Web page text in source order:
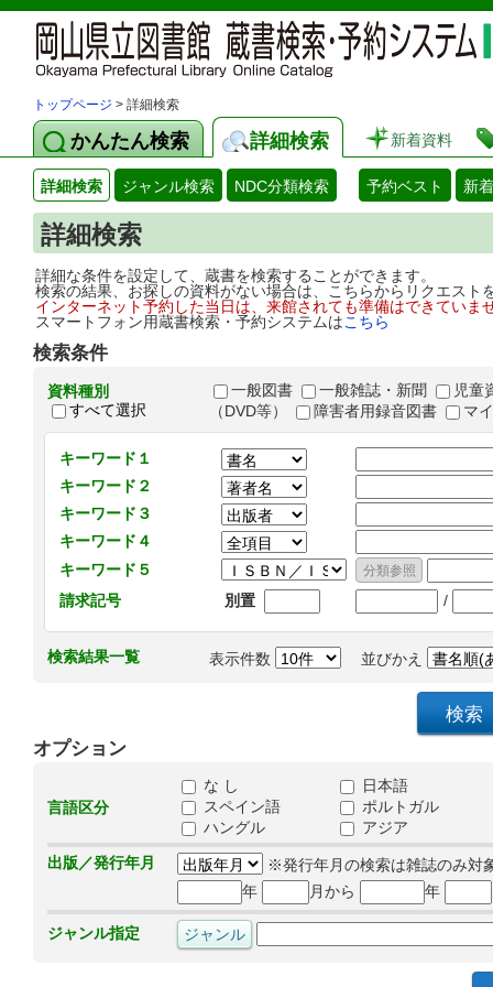
トップページ > 詳細検索
かんたん検索 詳細検索 新着資料
詳細検索 ジャンル検索 NDC分類検索 予約ベスト 新
詳細検索
詳細な条件を設定して、蔵書を検索することができます。
検索の結果、お探しの資料がない場合は、こちらからリクエス
インターネット予約した当日は、来館されても準備はできてい
スマートフォン用蔵書検索・予約システムはこちら
検索条件
資料種別
すべて選択
一般図書 一般雑誌・新聞
児童
（DVD等）
障害者用録音図書 マ
キーワード１
キーワード２
キーワード３
キーワード４
キーワード５
請求記号
別置 /
検索結果一覧 表示件数 並びかえ
オプション
言語区分
な し
日本語
スペイン語
ポルトガル
ハングル
アジア
出版／発行年月
※発行年月の検索は雑誌のみ対
年
月から 年
ジャンル指定